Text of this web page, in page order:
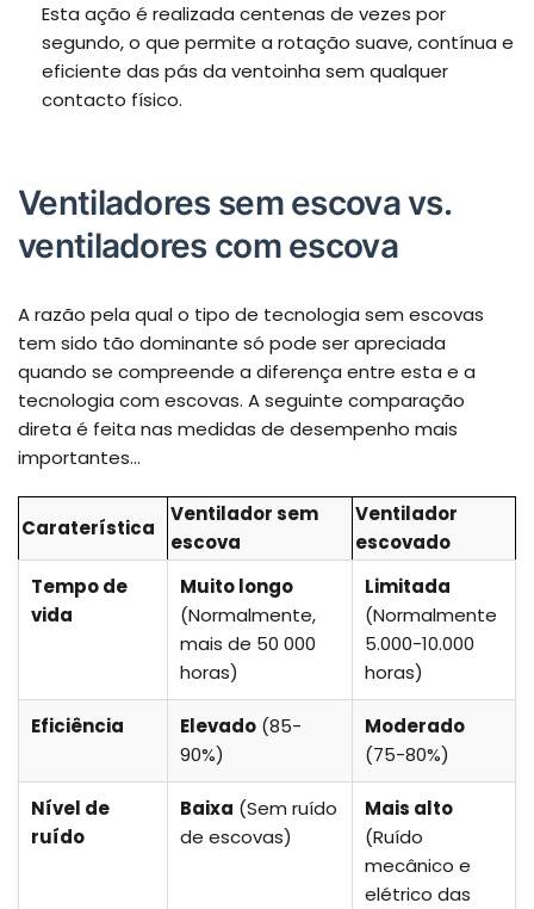
Esta ação é realizada centenas de vezes por
segundo, o que permite a rotação suave, contínua e
eficiente das pás da ventoinha sem qualquer
contacto físico.
Ventiladores sem escova vs.
ventiladores com escova
A razão pela qual o tipo de tecnologia sem escovas
tem sido tão dominante só pode ser apreciada
quando se compreende a diferença entre esta e a
tecnologia com escovas. A seguinte comparação
direta é feita nas medidas de desempenho mais
importantes...
Caraterística
Ventilador sem
escova
Ventilador
escovado
Tempo de
vida
Muito longo
(Normalmente,
mais de 50 000
horas)
Limitada
(Normalmente
5.000-10.000
horas)
Eficiência Elevado (85-
90%)
Moderado
(75-80%)
Nível de
ruído
Baixa (Sem ruído
de escovas)
Mais alto
(Ruído
mecânico e
elétrico das